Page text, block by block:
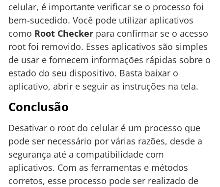
celular, é importante verificar se o processo foi
bem-sucedido. Você pode utilizar aplicativos
como Root Checker para confirmar se o acesso
root foi removido. Esses aplicativos são simples
de usar e fornecem informações rápidas sobre o
estado do seu dispositivo. Basta baixar o
aplicativo, abrir e seguir as instruções na tela.
Conclusão
Desativar o root do celular é um processo que
pode ser necessário por várias razões, desde a
segurança até a compatibilidade com
aplicativos. Com as ferramentas e métodos
corretos, esse processo pode ser realizado de